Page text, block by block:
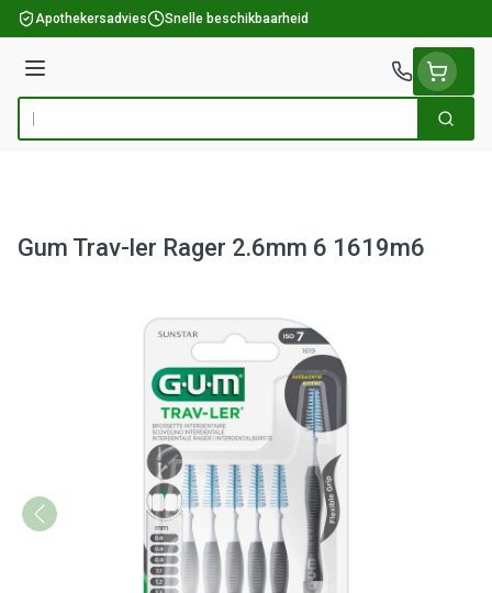
Ga naar de inhoud
Apothekersadvies Snelle beschikbaarheid
Menu
Product, merk, categorie... Zoek
Gum Trav-ler Rager 2.6mm 6 1619m6